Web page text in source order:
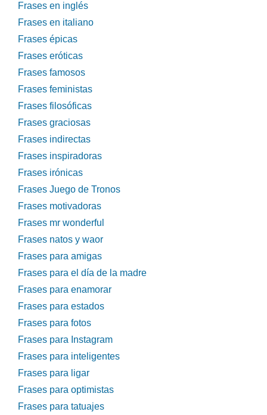
Frases en inglés
Frases en italiano
Frases épicas
Frases eróticas
Frases famosos
Frases feministas
Frases filosóficas
Frases graciosas
Frases indirectas
Frases inspiradoras
Frases irónicas
Frases Juego de Tronos
Frases motivadoras
Frases mr wonderful
Frases natos y waor
Frases para amigas
Frases para el día de la madre
Frases para enamorar
Frases para estados
Frases para fotos
Frases para Instagram
Frases para inteligentes
Frases para ligar
Frases para optimistas
Frases para tatuajes